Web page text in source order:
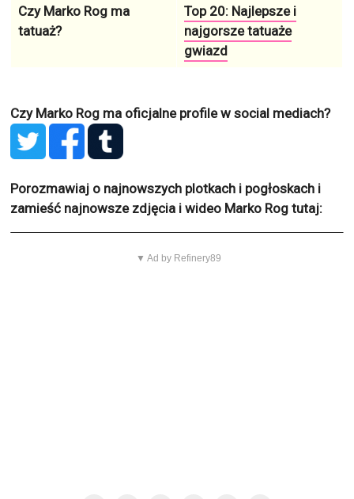
Czy Marko Rog ma
tatuaż?
Top 20: Najlepsze i
najgorsze tatuaże
gwiazd
Czy Marko Rog ma oficjalne profile w social mediach?
Porozmawiaj o najnowszych plotkach i pogłoskach i
zamieść najnowsze zdjęcia i wideo Marko Rog tutaj:
▼ Ad by Refinery89